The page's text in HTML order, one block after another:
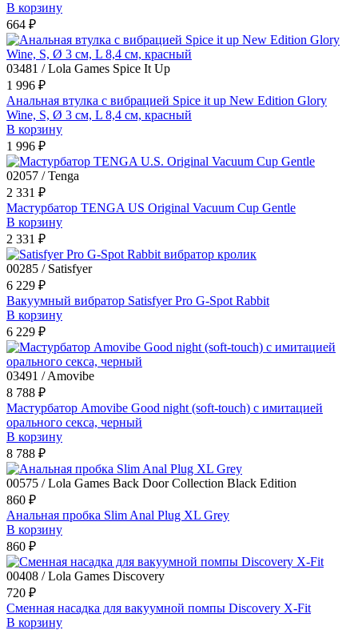
В корзину
664 ₽
03481 / Lola Games Spice It Up
1 996 ₽
Анальная втулка с вибрацией Spice it up New Edition Glory
Wine, S, Ø 3 см, L 8,4 см, красный
В корзину
1 996 ₽
02057 / Tenga
2 331 ₽
Мастурбатор TENGA US Original Vacuum Cup Gentle
В корзину
2 331 ₽
00285 / Satisfyer
6 229 ₽
Вакуумный вибратор Satisfyer Pro G-Spot Rabbit
В корзину
6 229 ₽
03491 / Amovibe
8 788 ₽
Мастурбатор Amovibe Good night (soft-touch) с имитацией
орального секса, черный
В корзину
8 788 ₽
00575 / Lola Games Back Door Collection Black Edition
860 ₽
Анальная пробка Slim Anal Plug XL Grey
В корзину
860 ₽
00408 / Lola Games Discovery
720 ₽
Сменная насадка для вакуумной помпы Discovery X-Fit
В корзину